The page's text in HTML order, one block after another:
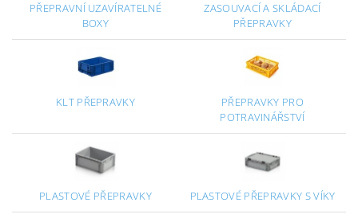
PŘEPRAVNÍ UZAVÍRATELNÉ
BOXY
ZASOUVACÍ A SKLÁDACÍ
PŘEPRAVKY
KLT PŘEPRAVKY
PŘEPRAVKY PRO
POTRAVINÁŘSTVÍ
PLASTOVÉ PŘEPRAVKY PLASTOVÉ PŘEPRAVKY S VÍKY